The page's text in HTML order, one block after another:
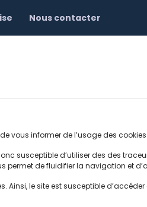
Nous contacter
vous informer de l’usage des
susceptible d’utiliser des des
de fluidifier la navigation et
Ainsi, le site est susceptible